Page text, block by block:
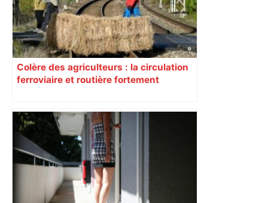
Colère des agriculteurs : la circulation
ferroviaire et routière fortement